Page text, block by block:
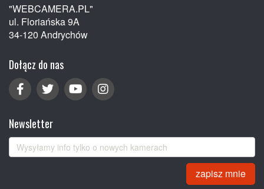
"WEBCAMERA.PL"
ul. Floriańska 9A
34-120 Andrychów
Dołącz do nas
Newsletter
zapisz mnie